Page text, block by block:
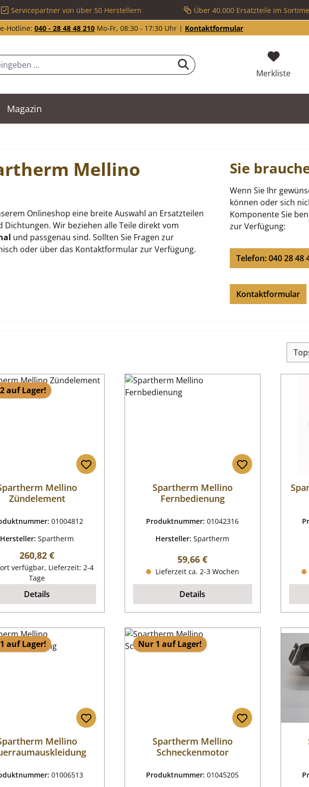
Servicepartner von über 50 Herstellern Über 40.000 Ersatzteile im
Hotline: 040 - 28 48 48 210 Mo-Fr, 08:30 - 17:30 Uhr | Kontaktformular
MerklisteDu
Magazin
Mellino
Onlineshop eine breite Auswahl an Ersatzteilen
Wir beziehen alle Teile direkt vom
und passgenau sind. Sollten Sie Fragen zur
oder über das Kontaktformular zur Verfügung.
Sie
Wenn Sie Ihr
können oder sich
Komponente Sie
zur Verfügung:
Telefon: 040 28 48
Kontaktformular
auf Lager!
Mellino
Zündelement
01004812
Hersteller:Spartherm
Regulärer Preis:
260,82 €
verfügbar, Lieferzeit: 2-4
Tage
Details
Spartherm Mellino
Fernbedienung
Produktnummer:01042316
Hersteller:Spartherm
Regulärer Preis:
59,66 €
Lieferzeit ca. 2-3 Wochen
Details
auf Lager!
Mellino
01006513
Nur 1 auf Lager!
Spartherm Mellino
Schneckenmotor
Produktnummer:01045205